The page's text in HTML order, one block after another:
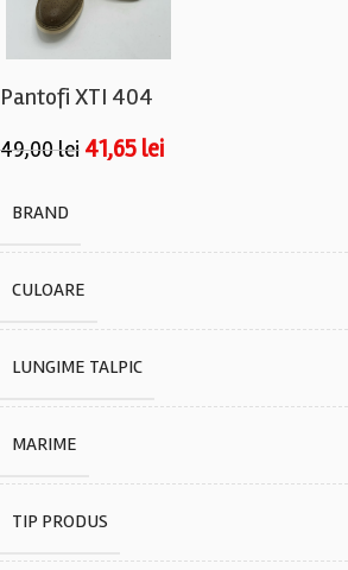
Pantofi XTI 404
49,00lei 41,65 lei
BRAND
CULOARE
LUNGIME TALPIC
MARIME
TIP PRODUS